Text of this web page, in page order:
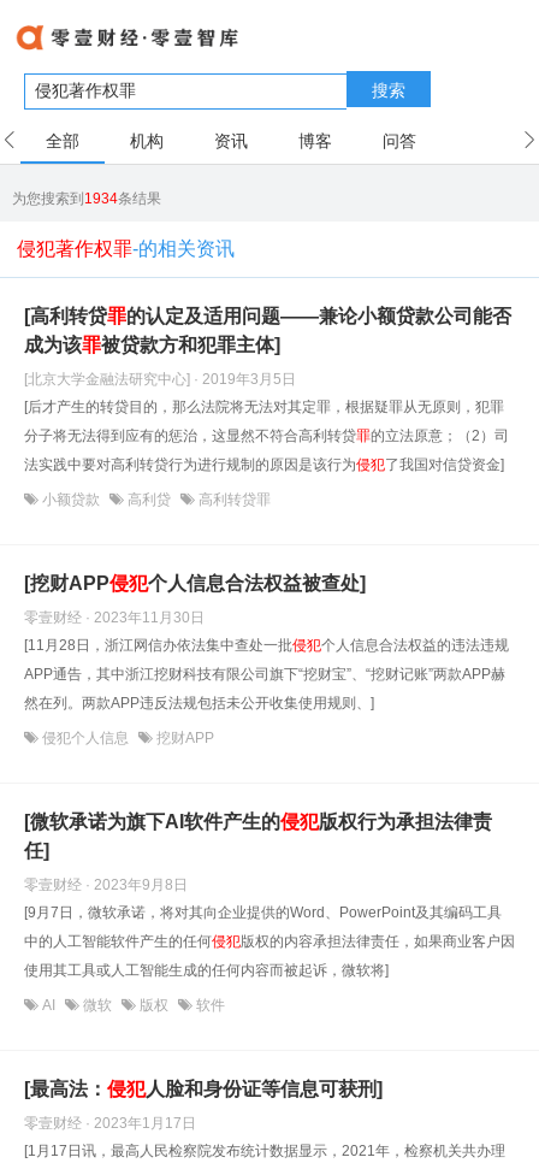
搜索
全部 机构 资讯 博客 问答
为您搜索到1934条结果
侵犯著作权罪-的相关资讯
[高利转贷罪的认定及适用问题——兼论小额贷款公司能否
成为该罪被贷款方和犯罪主体]
[北京大学金融法研究中心] · 2019年3月5日
[后才产生的转贷目的，那么法院将无法对其定罪，根据疑罪从无原则，犯罪
分子将无法得到应有的惩治，这显然不符合高利转贷罪的立法原意；（2）司
法实践中要对高利转贷行为进行规制的原因是该行为侵犯了我国对信贷资金]
小额贷款 高利贷 高利转贷罪
[挖财APP侵犯个人信息合法权益被查处]
零壹财经 · 2023年11月30日
[11月28日，浙江网信办依法集中查处一批侵犯个人信息合法权益的违法违规
APP通告，其中浙江挖财科技有限公司旗下“挖财宝”、“挖财记账”两款APP赫
然在列。两款APP违反法规包括未公开收集使用规则、]
侵犯个人信息 挖财APP
[微软承诺为旗下AI软件产生的侵犯版权行为承担法律责
任]
零壹财经 · 2023年9月8日
[9月7日，微软承诺，将对其向企业提供的Word、PowerPoint及其编码工具
中的人工智能软件产生的任何侵犯版权的内容承担法律责任，如果商业客户因
使用其工具或人工智能生成的任何内容而被起诉，微软将]
AI 微软 版权 软件
[最高法： 侵犯人脸和身份证等信息可获刑]
零壹财经 · 2023年1月17日
[1月17日讯，最高人民检察院发布统计数据显示，2021年，检察机关共办理